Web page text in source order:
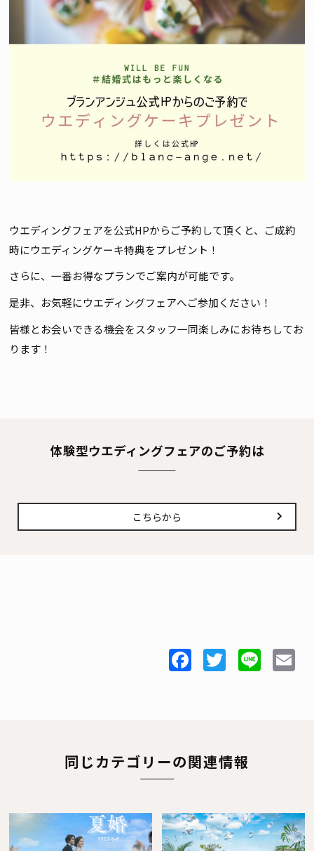
ウエディングフェアを公式HPからご予約して頂くと、ご成約
時にウエディングケーキ特典をプレゼント！
さらに、一番お得なプランでご案内が可能です。
是非、お気軽にウエディングフェアへご参加ください！
皆様とお会いできる機会をスタッフ一同楽しみにお待ちしてお
ります！
体験型ウエディングフェアのご予約は
こちらから
Facebook
Twitter
Line
同じカテゴリーの関連情報